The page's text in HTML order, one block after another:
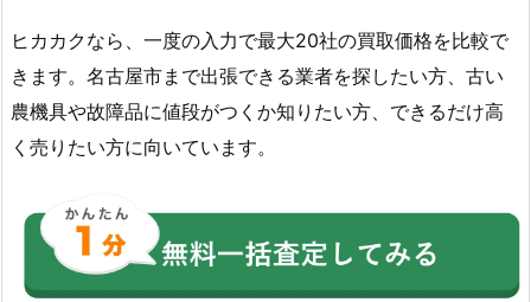
ヒカカクなら、一度の入力で最大20社の買取価格を比較で
きます。名古屋市まで出張できる業者を探したい方、古い
農機具や故障品に値段がつくか知りたい方、できるだけ高
く売りたい方に向いています。